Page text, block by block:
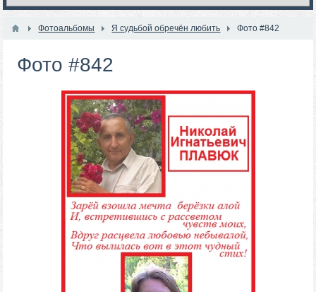
Фотоальбомы Я судьбой обречён любить Фото #842
Фото #842